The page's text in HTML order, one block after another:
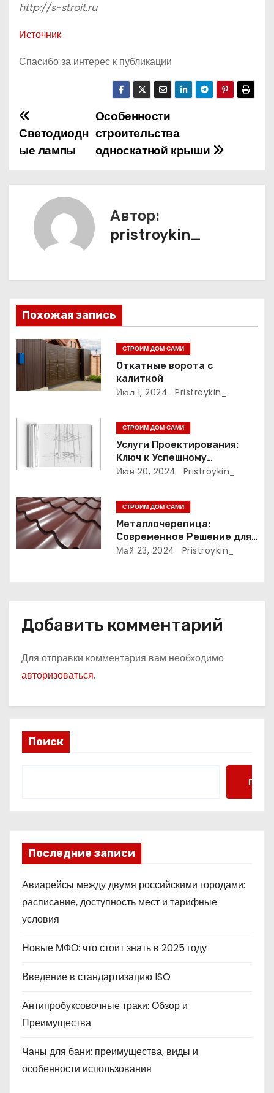
http://s-stroit.ru
Источник
Спасибо за интерес к публикации
Н
а
ц
и
я
п
а
с
я
Особенности
строительства
односкатной крыши
Светодиодн
ые лампы
Автор:
pristroykin_
Похожая запись
СТРОИМ ДОМ САМИ
Откатные ворота с
калиткой
Июл 1, 2024 Pristroykin_
СТРОИМ ДОМ САМИ
Услуги Проектирования:
Ключ к Успешному
Реализации Ваших Идей
Июн 20, 2024 Pristroykin_
СТРОИМ ДОМ САМИ
Металлочерепица:
Современное Решение для
Крыши
Май 23, 2024 Pristroykin_
Добавить комментарий
Для отправки комментария вам необходимо
авторизоваться.
Поиск
Поиск
Последние записи
Авиарейсы между двумя российскими городами:
расписание, доступность мест и тарифные
условия
Новые МФО: что стоит знать в 2025 году
Введение в стандартизацию ISO
Антипробуксовочные траки: Обзор и
Преимущества
Чаны для бани: преимущества, виды и
особенности использования